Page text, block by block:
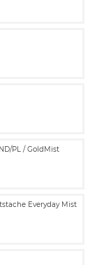
PL / GoldMist
Everyday Mist